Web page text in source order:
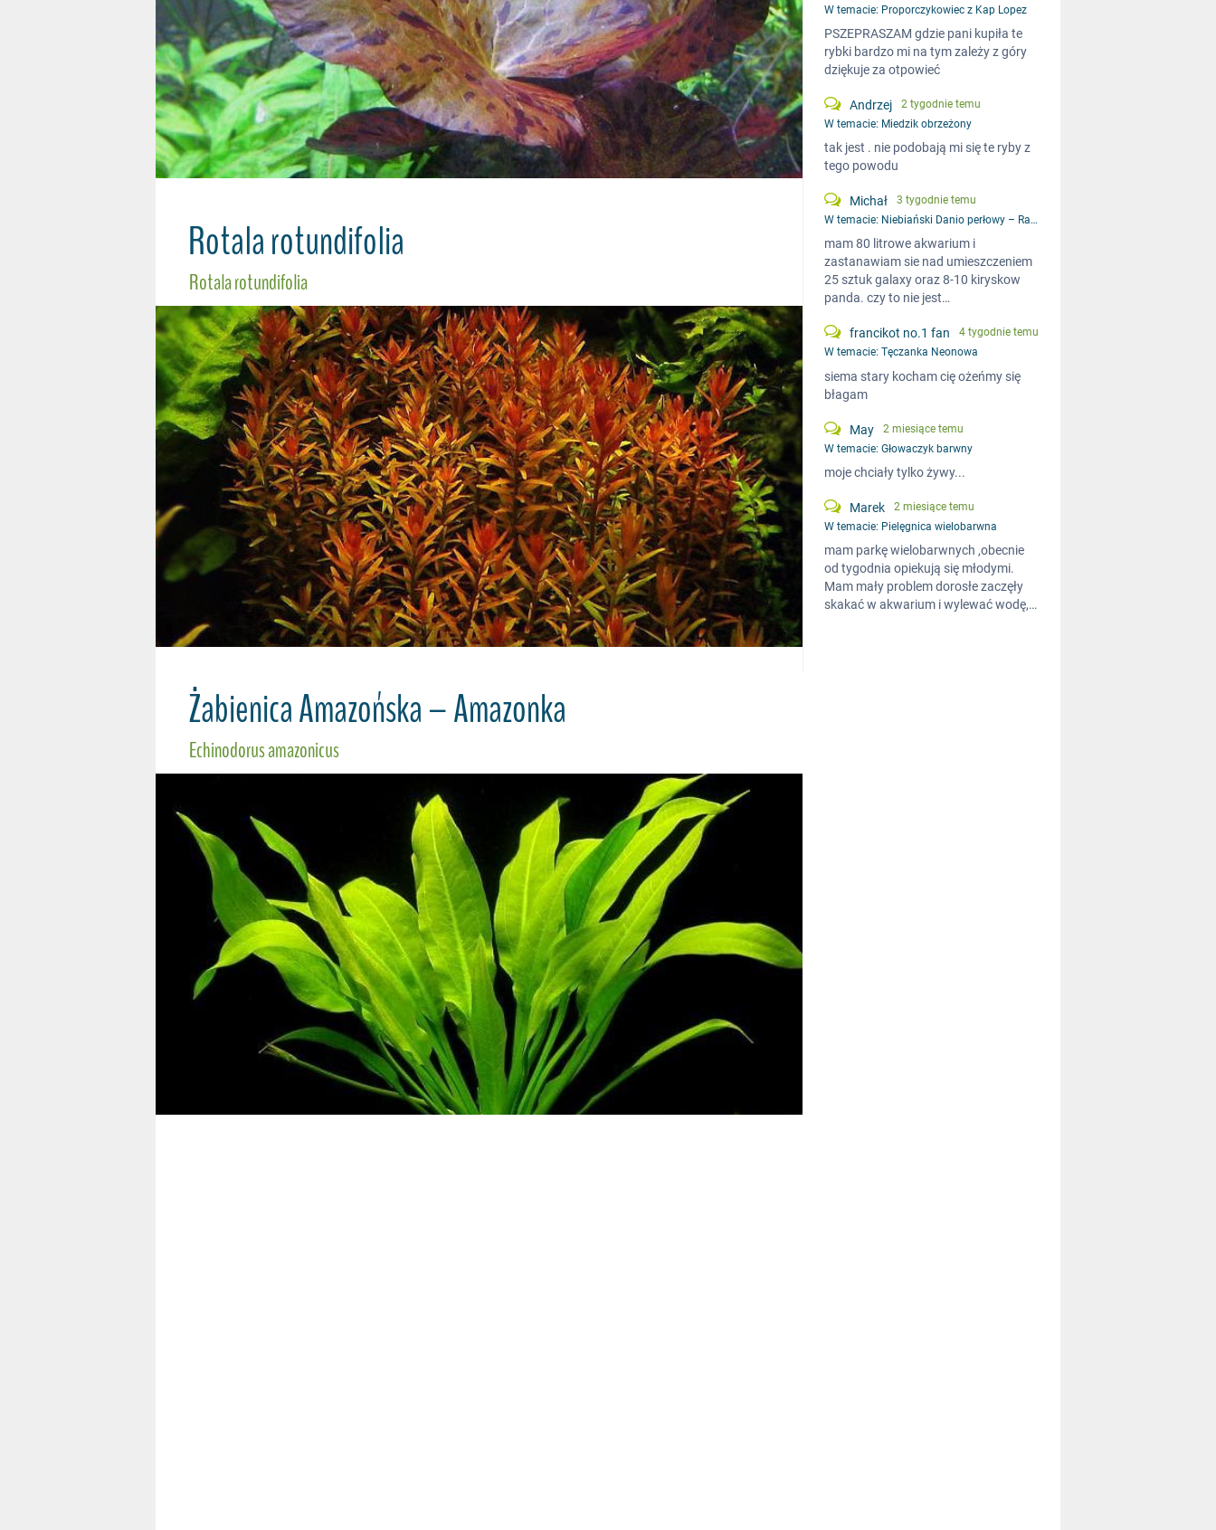
Rotala rotundifolia
Rotala rotundifolia
Żabienica Amazońska – Amazonka
Echinodorus amazonicus
W temacie: Proporczykowiec z Kap Lopez
PSZEPRASZAM gdzie pani kupiła te
rybki bardzo mi na tym zależy z góry
dziękuje za otpowieć
Andrzej
2 tygodnie temu
W temacie: Miedzik obrzeżony
tak jest . nie podobają mi się te ryby z
tego powodu
Michał
3 tygodnie temu
W temacie: Niebiański Danio perłowy – Razbora galaxy
mam 80 litrowe akwarium i
zastanawiam sie nad umieszczeniem
25 sztuk galaxy oraz 8-10 kiryskow
panda. czy to nie jest…
francikot no.1 fan
4 tygodnie temu
W temacie: Tęczanka Neonowa
siema stary kocham cię ożeńmy się
błagam
May
2 miesiące temu
W temacie: Głowaczyk barwny
moje chciały tylko żywy...
Marek
2 miesiące temu
W temacie: Pielęgnica wielobarwna
mam parkę wielobarwnych ,obecnie
od tygodnia opiekują się młodymi.
Mam mały problem dorosłe zaczęły
skakać w akwarium i wylewać wodę,…